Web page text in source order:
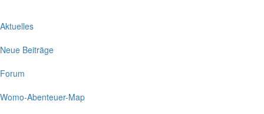
Aktuelles
Neue Beiträge
Forum
Womo-Abenteuer-Map